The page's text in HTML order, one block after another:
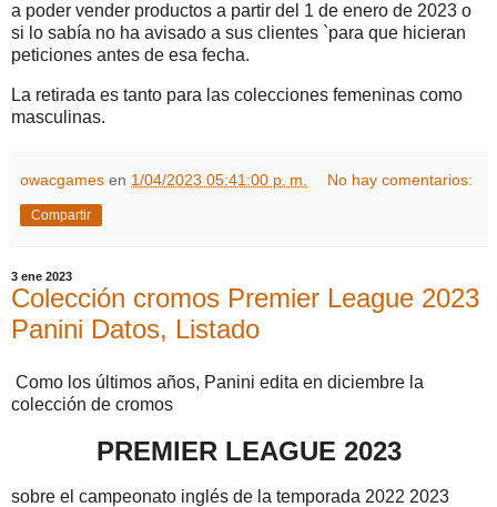
a poder vender productos a partir del 1 de enero de 2023 o
si lo sabía no ha avisado a sus clientes `para que hicieran
peticiones antes de esa fecha.
La retirada es tanto para las colecciones femeninas como
masculinas.
owacgames en 1/04/2023 05:41:00 p. m. No hay comentarios:
Compartir
3 ene 2023
Colección cromos Premier League 2023
Panini Datos, Listado
Como los últimos años, Panini edita en diciembre la
colección de cromos
PREMIER LEAGUE 2023
sobre el campeonato inglés de la temporada 2022 2023